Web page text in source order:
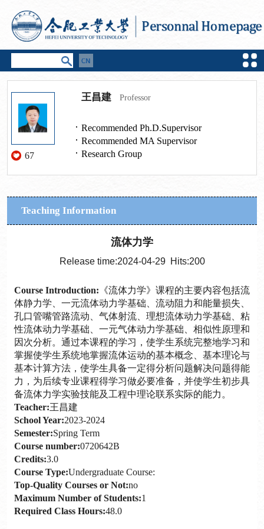
67
王昌建 Professor
Recommended Ph.D.Supervisor
Recommended MA Supervisor
Research Group
Teaching Information
流体力学
Release time:2024-04-29 Hits:200
Course Introduction: 《流体力学》课程的主要内容包括流
体静力学、一元流体动力学基础、流动阻力和能量损失、
孔口管嘴管路流动、气体射流、理想流体动力学基础、粘
性流体动力学基础、一元气体动力学基础、相似性原理和
因次分析。通过本课程的学习，使学生系统完整地学习和
掌握使学生系统地掌握流体运动的基本概念、基本理论与
基本计算方法，使学生具备一定得分析问题解决问题得能
力，为后续专业课程得学习做必要准备，并使学生初步具
备流体力学实验技能及工程中理论联系实际的能力。
Teacher:王昌建
School Year:2023-2024
Semester:Spring Term
Course number:0720642B
Credits:3.0
Course Type:Undergraduate Course:
Top-Quality Courses or Not:no
Maximum Number of Students:1
Required Class Hours:48.0